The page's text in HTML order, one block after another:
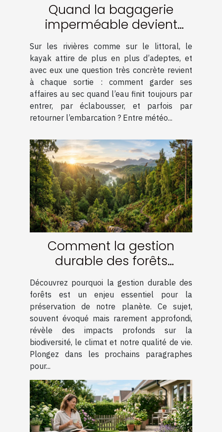
Quand la bagagerie
imperméable devient
l’alliée des aventuriers en
kayak
Sur les rivières comme sur le littoral, le
kayak attire de plus en plus d’adeptes, et
avec eux une question très concrète revient
à chaque sortie : comment garder ses
affaires au sec quand l’eau finit toujours par
entrer, par éclabousser, et parfois par
retourner l’embarcation ? Entre météo...
Comment la gestion
durable des forêts
contribue-t-elle à
l'écosystème ?
Découvrez pourquoi la gestion durable des
forêts est un enjeu essentiel pour la
préservation de notre planète. Ce sujet,
souvent évoqué mais rarement approfondi,
révèle des impacts profonds sur la
biodiversité, le climat et notre qualité de vie.
Plongez dans les prochains paragraphes
pour...